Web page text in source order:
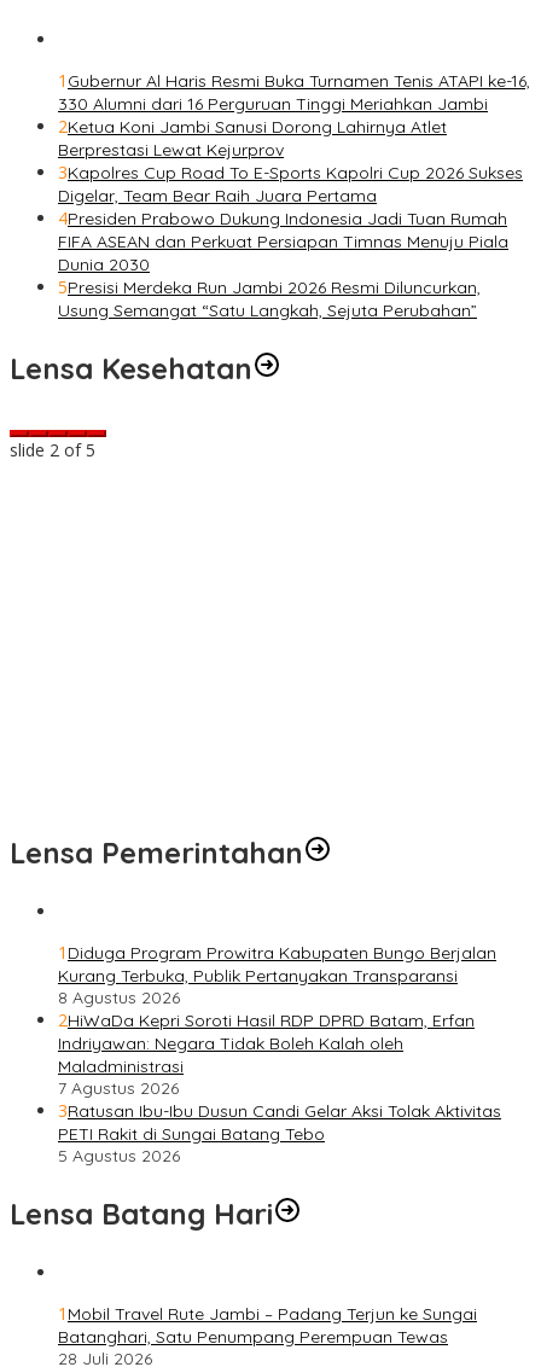
1 Gubernur Al Haris Resmi Buka Turnamen Tenis ATAPI ke-16,
330 Alumni dari 16 Perguruan Tinggi Meriahkan Jambi
2Ketua Koni Jambi Sanusi Dorong Lahirnya Atlet
Berprestasi Lewat Kejurprov
3Kapolres Cup Road To E-Sports Kapolri Cup 2026 Sukses
Digelar, Team Bear Raih Juara Pertama
4Presiden Prabowo Dukung Indonesia Jadi Tuan Rumah
FIFA ASEAN dan Perkuat Persiapan Timnas Menuju Piala
Dunia 2030
5Presisi Merdeka Run Jambi 2026 Resmi Diluncurkan,
Usung Semangat “Satu Langkah, Sejuta Perubahan”
Lensa Kesehatan
slide 2 of 5
Lensa Pemerintahan
1 Diduga Program Prowitra Kabupaten Bungo Berjalan
Kurang Terbuka, Publik Pertanyakan Transparansi
8 Agustus 2026
2HiWaDa Kepri Soroti Hasil RDP DPRD Batam, Erfan
Indriyawan: Negara Tidak Boleh Kalah oleh
Maladministrasi
7 Agustus 2026
3Ratusan Ibu-Ibu Dusun Candi Gelar Aksi Tolak Aktivitas
PETI Rakit di Sungai Batang Tebo
5 Agustus 2026
Lensa Batang Hari
1 Mobil Travel Rute Jambi – Padang Terjun ke Sungai
Batanghari, Satu Penumpang Perempuan Tewas
28 Juli 2026